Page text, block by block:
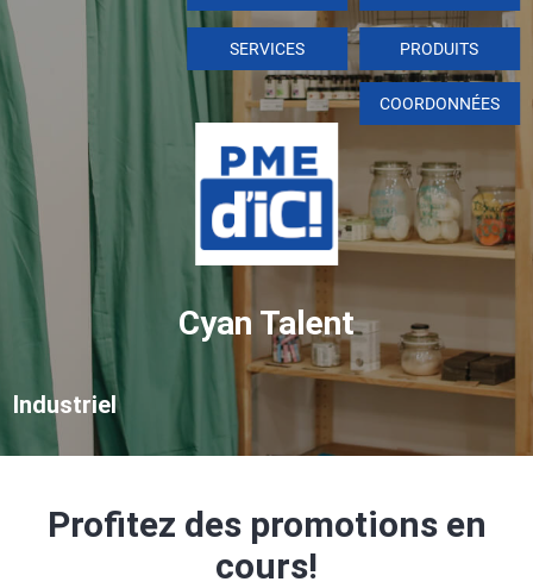
Cyan Talent
Industriel
PRODUITS
SERVICES
COORDONNÉES
Profitez des promotions en
cours!